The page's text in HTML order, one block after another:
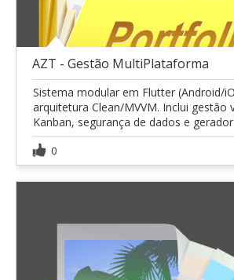
AZT - Gestão MultiPlataforma
Sistema modular em Flutter (Android/
arquitetura Clean/MVVM. Inclui gestão
Kanban, segurança de dados e
0